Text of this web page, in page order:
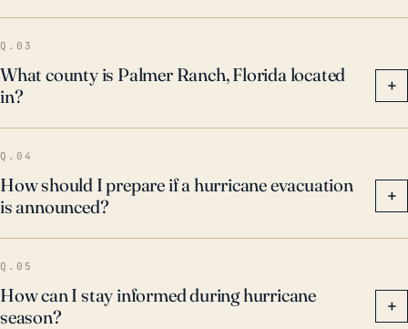
por un gran huracán de categoría 5 en los últimos 30
años, los modelos climáticos proyectan un posible
aumento en la severidad y frecuencia de estas
tormentas, lo cual debe tenerse en cuenta al
desarrollar medidas de resistencia.
Q.03
What county is Palmer Ranch, Florida located
in?
+
Q.04
How should I prepare if a hurricane evacuation
is announced?
+
Q.05
How can I stay informed during hurricane
season?
+